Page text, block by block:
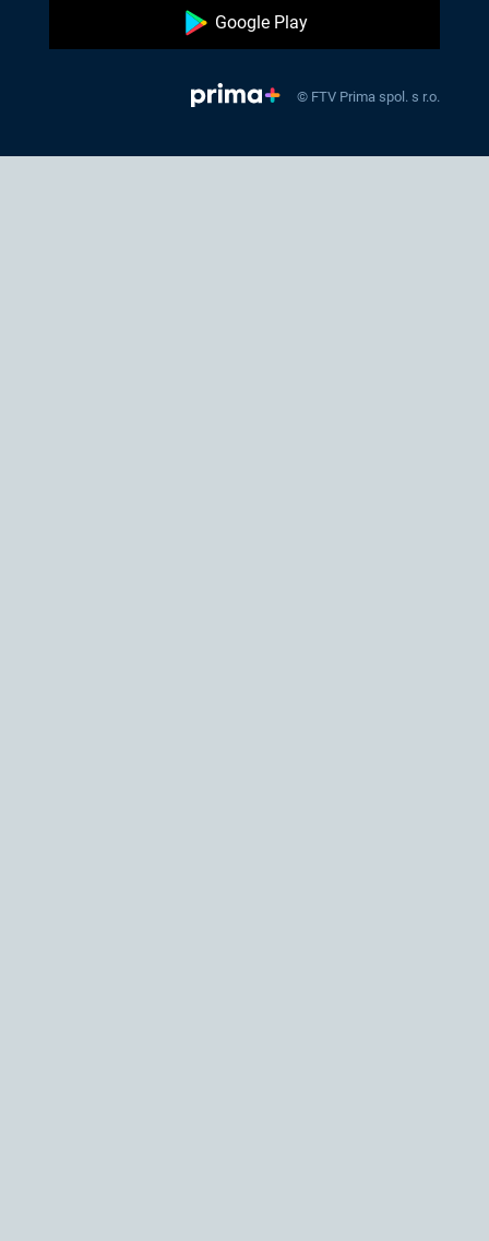
Google Play
© FTV Prima spol. s r.o.